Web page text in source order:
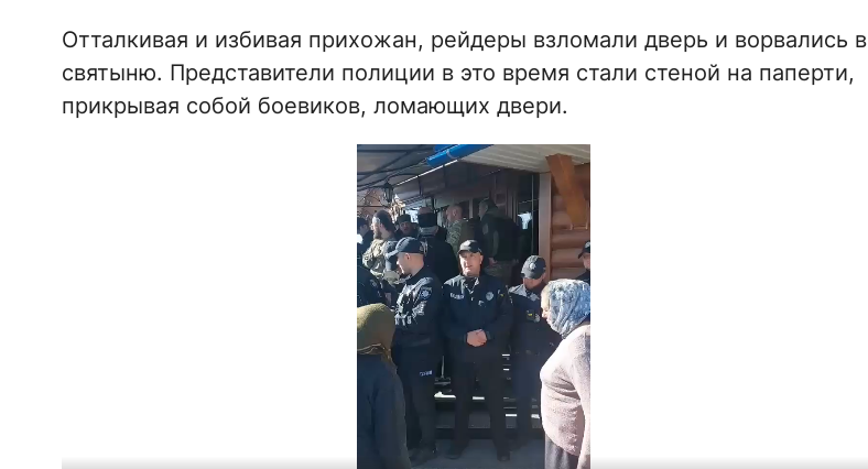
Отталкивая и избивая прихожан, рейдеры взломали дверь и ворвались в
святыню. Представители полиции в это время стали стеной на паперти,
прикрывая собой боевиков, ломающих двери.